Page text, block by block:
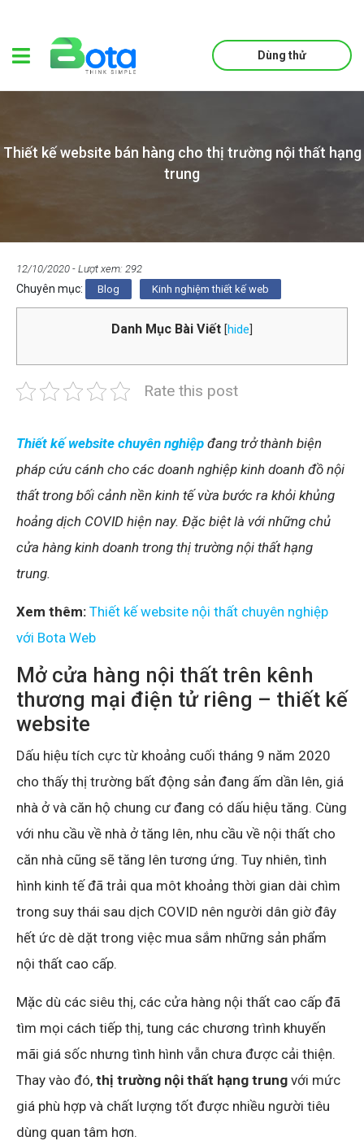
Dùng thử
Thiết kế website bán hàng cho thị trường nội thất hạng
trung
12/10/2020 - Lượt xem: 292
Chuyên mục: Blog Kinh nghiệm thiết kế web
Danh Mục Bài Viết [hide
Rate this post
Thiết kế website chuyên nghiệp đang trở thành biện
pháp cứu cánh cho các doanh nghiệp kinh doanh đồ nội
thất trong bối cảnh nền kinh tế vừa bước ra khỏi khủng
hoảng dịch COVID hiện nay. Đặc biệt là với những chủ
cửa hàng kinh doanh trong thị trường nội thất hạng
trung.
Xem thêm: Thiết kế website nội thất chuyên nghiệp
với Bota Web
Mở cửa hàng nội thất trên kênh
thương mại điện tử riêng – thiết kế
website
Dấu hiệu tích cực từ khoảng cuối tháng 9 năm 2020
cho thấy thị trường bất động sản đang ấm dần lên, giá
nhà ở và căn hộ chung cư đang có dấu hiệu tăng. Cùng
với nhu cầu về nhà ở tăng lên, nhu cầu về nội thất cho
căn nhà cũng sẽ tăng lên tương ứng. Tuy nhiên, tình
hình kinh tế đã trải qua môt khoảng thời gian dài chìm
trong suy thái sau dịch COVID nên người dân giờ đây
hết ức dè dặt trong việc mua sắm những sản phẩm
nội thất cao cấp.
Mặc dù các siêu thị, các cửa hàng nội thất cao cấp đã
tìm mọi cách tiếp thị, tung các chương trình khuyến
mãi giá sốc nhưng tình hình vẫn chưa được cải thiện.
Thay vào đó, thị trường nội thất hạng trung với mức
giá phù hợp và chất lượng tốt được nhiều người tiêu
dùng quan tâm hơn.